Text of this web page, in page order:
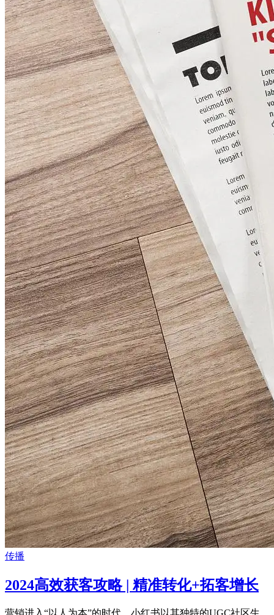
传播
2024高效获客攻略 | 精准转化+拓客增长
营销进入“以人为本”的时代，小红书以其独特的UGC社区生